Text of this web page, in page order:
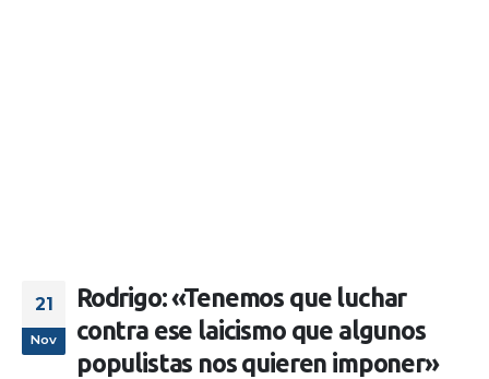
21
Nov
Rodrigo: «Tenemos que luchar
contra ese laicismo que algunos
populistas nos quieren imponer»